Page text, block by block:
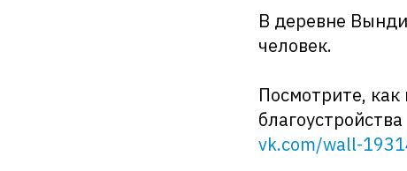
В деревне
человек.
Посмотрите,
благоустройства
vk.com/wall-